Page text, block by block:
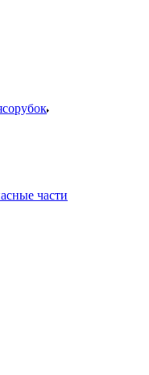
части